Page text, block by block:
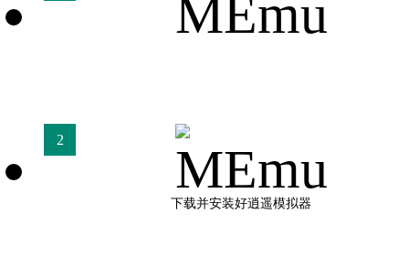
下载并安装好逍遥模拟器
2